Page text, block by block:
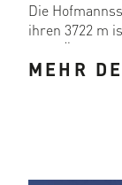
Die
ihren 3722 m
Berg
MEHR